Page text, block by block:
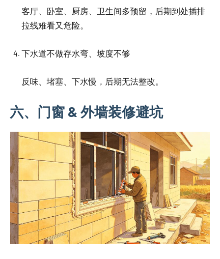
客厅、卧室、厨房、卫生间多预留，后期到处插排
拉线难看又危险。
下水道不做存水弯、坡度不够
反味、堵塞、下水慢，后期无法整改。
六、门窗 & 外墙装修避坑